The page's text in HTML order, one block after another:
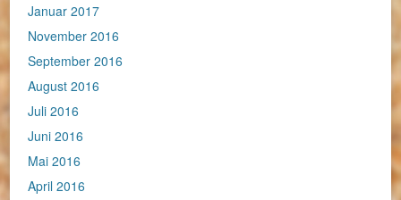
Januar 2017
November 2016
September 2016
August 2016
Juli 2016
Juni 2016
Mai 2016
April 2016